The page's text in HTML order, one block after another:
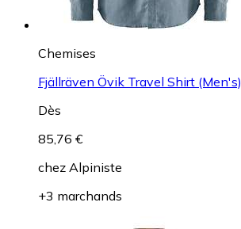
Chemises
Fjällräven Övik Travel Shirt (Men's)
Dès
85,76 €
chez Alpiniste
+3 marchands